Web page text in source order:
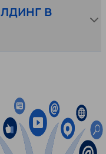
в